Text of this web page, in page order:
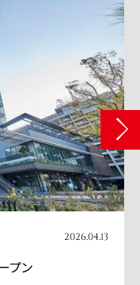
2026.04.13
プン